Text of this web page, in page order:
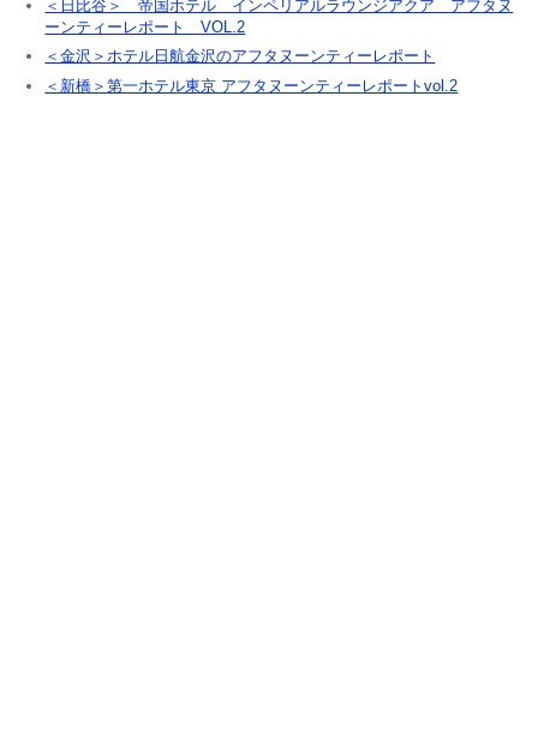
o
o
k
＜日比谷＞ 帝国ホテル インペリアルラウンジアクア アフタヌ
ーンティーレポート VOL.2
＜金沢＞ホテル日航金沢のアフタヌーンティーレポート
＜新橋＞第一ホテル東京 アフタヌーンティーレポートvol.2